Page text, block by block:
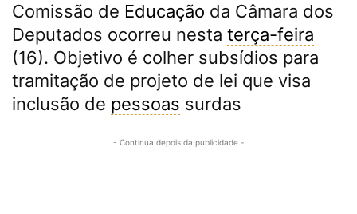
Comissão de Educação da Câmara dos
Deputados ocorreu nesta terça-feira
(16). Objetivo é colher subsídios para
tramitação de projeto de lei que visa
inclusão de pessoas surdas
- Continua depois da publicidade -